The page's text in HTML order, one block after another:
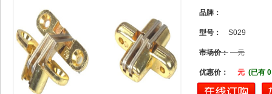
品牌：
型号： S029
市场价： 元
优惠价： 元 (已有